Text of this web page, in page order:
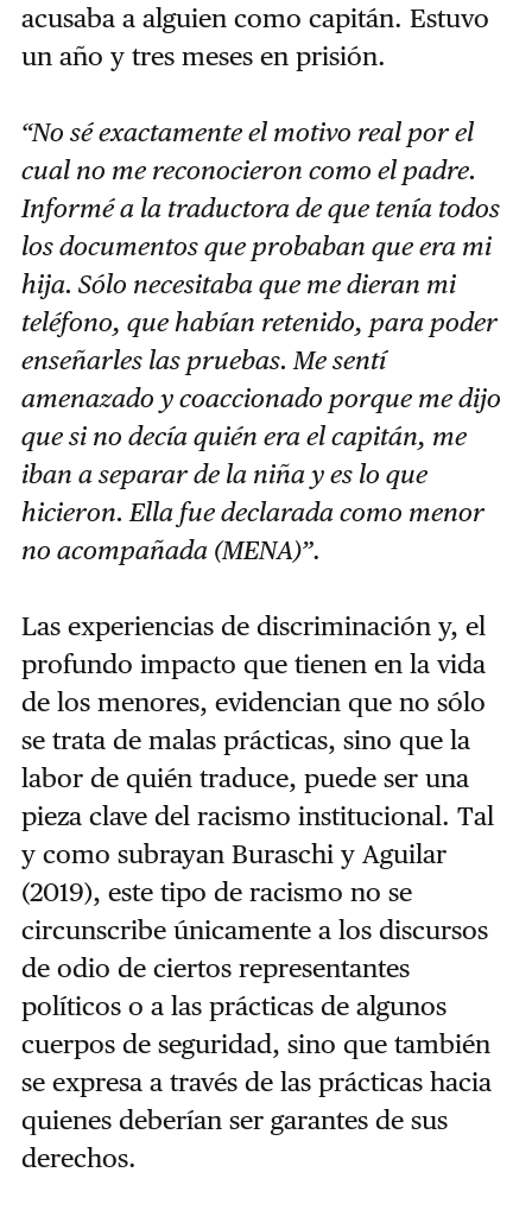
acusaba a alguien como capitán. Estuvo
un año y tres meses en prisión.
“No sé exactamente el motivo real por el
cual no me reconocieron como el padre.
Informé a la traductora de que tenía todos
los documentos que probaban que era mi
hija. Sólo necesitaba que me dieran mi
teléfono, que habían retenido, para poder
enseñarles las pruebas. Me sentí
amenazado y coaccionado porque me dijo
que si no decía quién era el capitán, me
iban a separar de la niña y es lo que
hicieron. Ella fue declarada como menor
no acompañada (MENA)”.
Las experiencias de discriminación y, el
profundo impacto que tienen en la vida
de los menores, evidencian que no sólo
se trata de malas prácticas, sino que la
labor de quién traduce, puede ser una
pieza clave del racismo institucional. Tal
y como subrayan Buraschi y Aguilar
(2019), este tipo de racismo no se
circunscribe únicamente a los discursos
de odio de ciertos representantes
políticos o a las prácticas de algunos
cuerpos de seguridad, sino que también
se expresa a través de las prácticas hacia
quienes deberían ser garantes de sus
derechos.